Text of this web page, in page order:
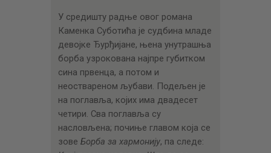
У средишту радње овог романа
Каменка Суботића је судбина младе
девојке Ђурђијане, њена унутрашња
борба узрокована најпре губитком
сина првенца, а потом и
неоствареном љубави. Подељен је
на поглавља, којих има двадесет
четири. Сва поглавља су
насловљена; почиње главом која се
зове Борба за хармонију, па следе: